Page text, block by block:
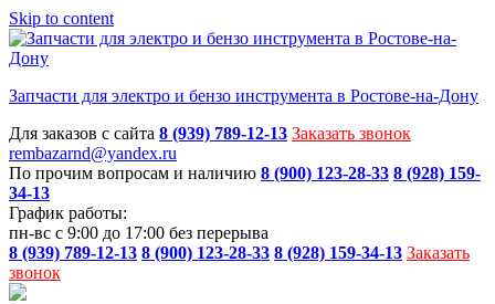
Skip to content
Запчасти для электро и бензо инструмента в Ростове-на-Дону
Для заказов с сайта 8 (939) 789-12-13 Заказать звонок
rembazarnd@yandex.ru
По прочим вопросам и наличию 8 (900) 123-28-33 8 (928) 159-
34-13
График работы:
пн-вс с 9:00 до 17:00 без перерыва
8 (939) 789-12-13 8 (900) 123-28-33 8 (928) 159-34-13 Заказать
звонок